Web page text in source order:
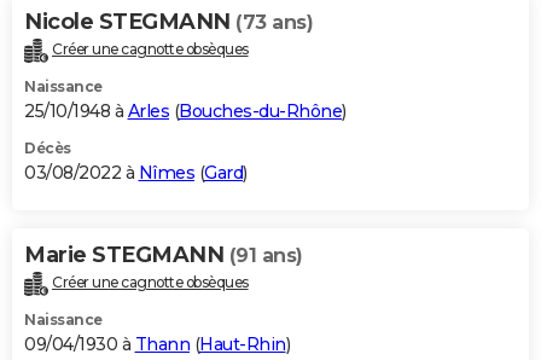
Nicole STEGMANN (73 ans)
Créer une cagnotte obsèques
Naissance
25/10/1948 à Arles (Bouches-du-Rhône)
Décès
03/08/2022 à Nîmes (Gard)
Marie STEGMANN (91 ans)
Créer une cagnotte obsèques
Naissance
09/04/1930 à Thann (Haut-Rhin)